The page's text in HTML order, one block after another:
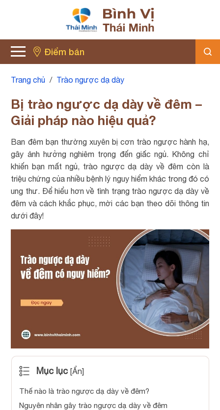
Điểm bán
Trang chủ / Trào ngược dạ dày
Bị trào ngược dạ dày về đêm –
Giải pháp nào hiệu quả?
Ban đêm bạn thường xuyên bị cơn trào ngược hành hạ,
gây ảnh hưởng nghiêm trọng đến giấc ngủ. Không chỉ
khiến bạn mất ngủ, trào ngược dạ dày về đêm còn là
triệu chứng của nhiều bệnh lý nguy hiểm khác trong đó có
ung thư. Để hiểu hơn về tình trạng trào ngược dạ dày về
đêm và cách khắc phục, mời các bạn theo dõi thông tin
dưới đây!
Mục lục [Ẩn]
Thế nào là trào ngược dạ dày về đêm?
Nguyên nhân gây trào ngược dạ dày về đêm